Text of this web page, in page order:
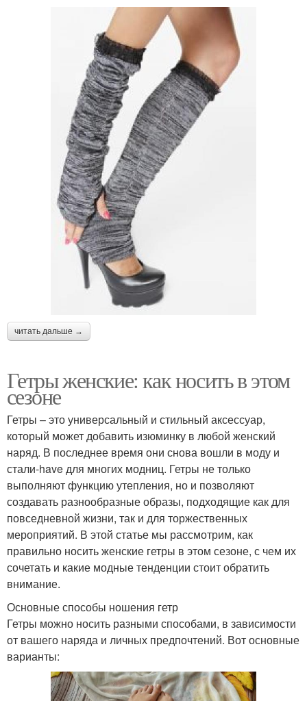
читать дальше →
Гетры женские: как носить в этом
сезоне
Гетры – это универсальный и стильный аксессуар,
который может добавить изюминку в любой женский
наряд. В последнее время они снова вошли в моду и
стали-have для многих модниц. Гетры не только
выполняют функцию утепления, но и позволяют
создавать разнообразные образы, подходящие как для
повседневной жизни, так и для торжественных
мероприятий. В этой статье мы рассмотрим, как
правильно носить женские гетры в этом сезоне, с чем их
сочетать и какие модные тенденции стоит обратить
внимание.
Основные способы ношения гетр
Гетры можно носить разными способами, в зависимости
от вашего наряда и личных предпочтений. Вот основные
варианты: